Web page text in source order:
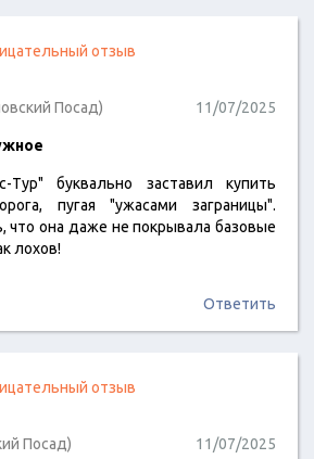
отзыв
Посад) 11/07/2025
Тур" буквально заставил купить
пугая "ужасами заграницы".
что она даже не покрывала базовые
лохов!
Ответить
отзыв
Посад) 11/07/2025